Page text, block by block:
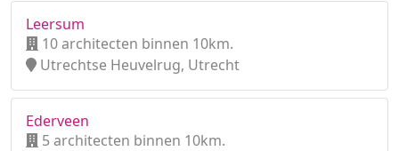
Leersum
10 architecten binnen 10km.
Utrechtse Heuvelrug, Utrecht
Ederveen
5 architecten binnen 10km.